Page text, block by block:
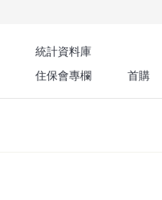
統計資料庫
住保會專欄 首購